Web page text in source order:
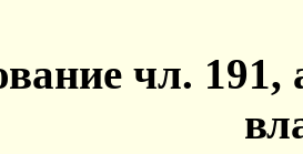
чл. 191,